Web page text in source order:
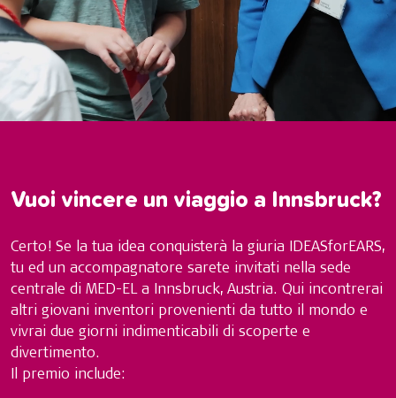
Vuoi vincere un viaggio a Innsbruck?
Certo! Se la tua idea conquisterà la giuria IDEASforEARS,
tu ed un accompagnatore sarete invitati nella sede
centrale di MED-EL a Innsbruck, Austria. Qui incontrerai
altri giovani inventori provenienti da tutto il mondo e
vivrai due giorni indimenticabili di scoperte e
divertimento.
Il premio include: